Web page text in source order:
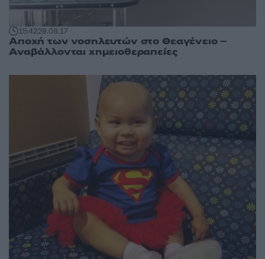
15:4229.08.17
Αποχή των νοσηλευτών στο Θεαγένειο –
Αναβάλλονται χημειοθεραπείες